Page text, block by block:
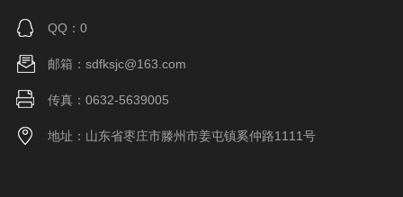
QQ：0
邮箱：sdfksjc@163.com
传真：0632-5639005
地址：山东省枣庄市滕州市姜屯镇奚仲路1111号